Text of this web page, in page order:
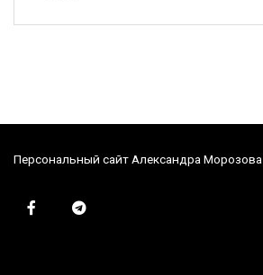
Персональный сайт Александра Морозова